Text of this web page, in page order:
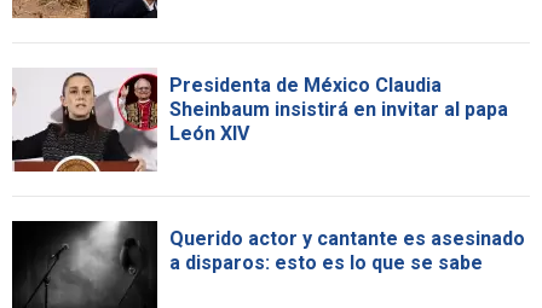
Presidenta de México Claudia
Sheinbaum insistirá en invitar al papa
León XIV
Querido actor y cantante es asesinado
a disparos: esto es lo que se sabe